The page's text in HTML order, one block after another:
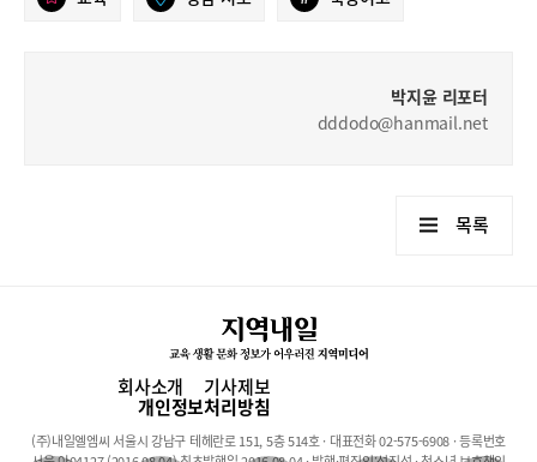
박지윤 리포터
dddodo@hanmail.net
목록
회사소개 기사제보
개인정보처리방침
(주)내일엘엠씨 서울시 강남구 테헤란로 151, 5층 514호 · 대표전화 02-575-6908 · 등록번호